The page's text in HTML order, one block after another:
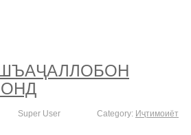
Super User Category: Иҷтимоиёт